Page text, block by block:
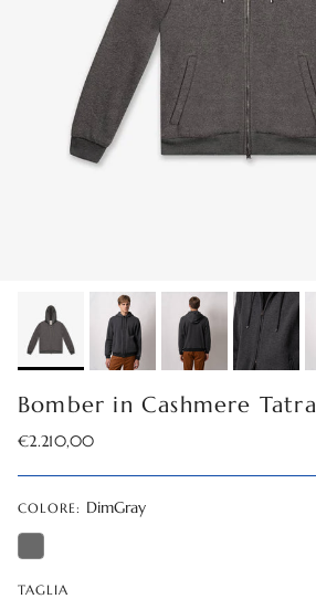
Bomber in Cashmere Tatra
Prezzo normale
€2.210,00
TAGLIA
COLORE: DimGray